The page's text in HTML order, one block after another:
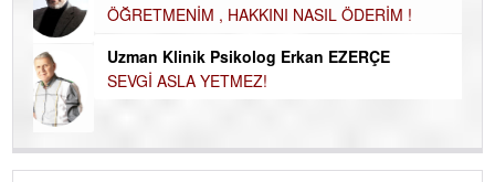
Harun KARA
ÖĞRETMENİM , HAKKINI NASIL ÖDERİM !
Uzman Klinik Psikolog Erkan EZERÇE
SEVGİ ASLA YETMEZ!